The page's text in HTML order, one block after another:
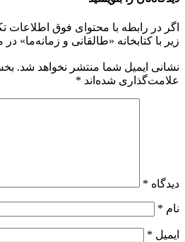
اگر در رابطه با محتوای فوق اطلاعات
زیر با کتابخانه «طالقانی و زمانه‌ما» در
نشانی ایمیل شما منتشر نخواهد شد.
علامت‌گذاری شده‌اند *
دیدگاه *
نام *
ایمیل *